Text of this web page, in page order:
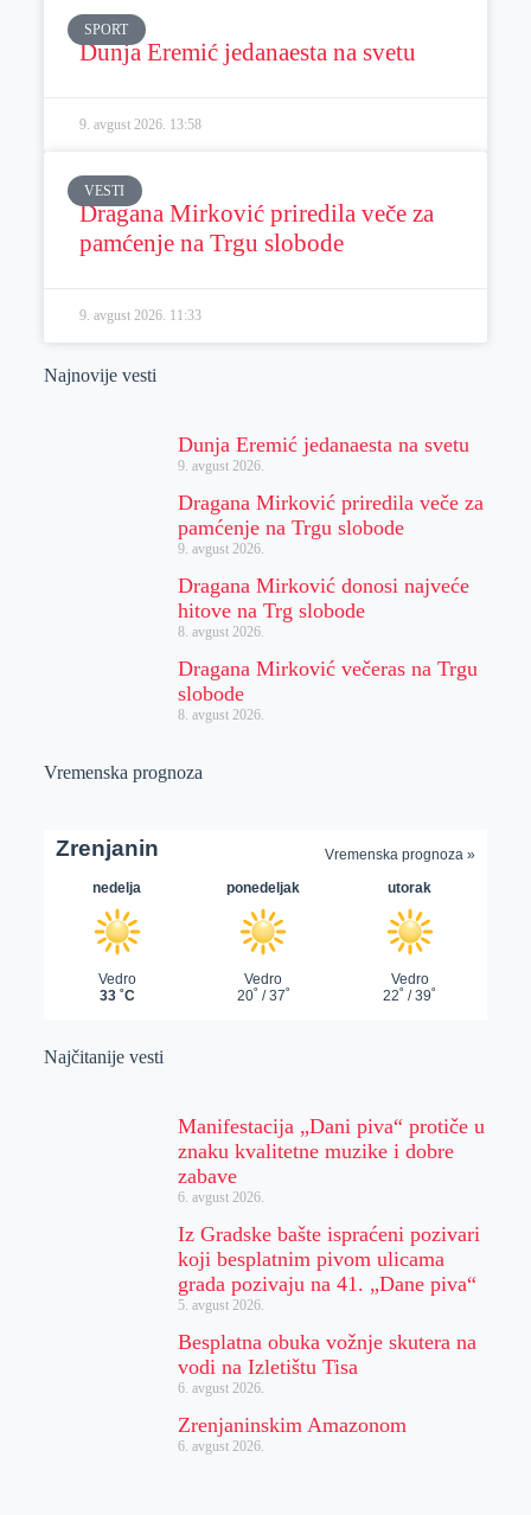
SPORT
Dunja Eremić jedanaesta na svetu
9. avgust 2026. 13:58
VESTI
Dragana Mirković priredila veče za
pamćenje na Trgu slobode
9. avgust 2026. 11:33
Najnovije vesti
Dunja Eremić jedanaesta na svetu
9. avgust 2026.
Dragana Mirković priredila veče za
pamćenje na Trgu slobode
9. avgust 2026.
Dragana Mirković donosi najveće
hitove na Trg slobode
8. avgust 2026.
Dragana Mirković večeras na Trgu
slobode
8. avgust 2026.
Vremenska prognoza
Najčitanije vesti
Manifestacija „Dani piva“ protiče u
znaku kvalitetne muzike i dobre
zabave
6. avgust 2026.
Iz Gradske bašte ispraćeni pozivari
koji besplatnim pivom ulicama
grada pozivaju na 41. „Dane piva“
5. avgust 2026.
Besplatna obuka vožnje skutera na
vodi na Izletištu Tisa
6. avgust 2026.
Zrenjaninskim Amazonom
6. avgust 2026.